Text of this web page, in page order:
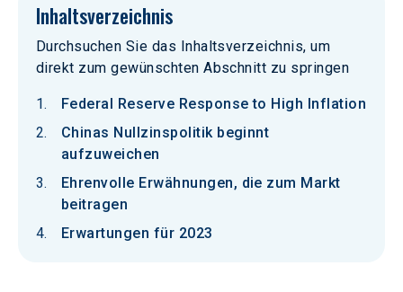
Inhaltsverzeichnis
Durchsuchen Sie das Inhaltsverzeichnis, um
direkt zum gewünschten Abschnitt zu springen
Federal Reserve Response to High Inflation
Chinas Nullzinspolitik beginnt
aufzuweichen
Ehrenvolle Erwähnungen, die zum Markt
beitragen
Erwartungen für 2023